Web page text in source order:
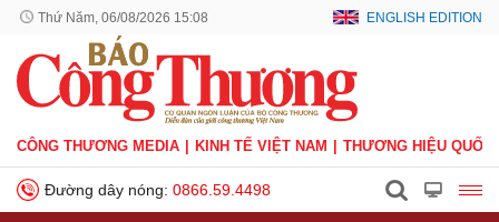
Thứ Năm, 06/08/2026 15:08 ENGLISH EDITION
CÔNG THƯƠNG MEDIA KINH TẾ VIỆT NAM THƯƠNG HIỆU QUỐC
Đường dây nóng: 0866.59.4498